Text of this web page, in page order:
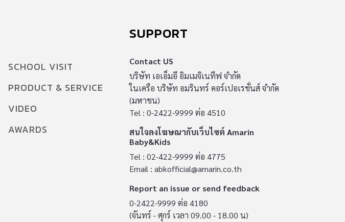
SCHOOL VISIT
PRODUCT & SERVICE
VIDEO
AWARDS
SUPPORT
Contact US
บริษัท เอเอ็มอี อิมเมจิเนทีฟ จำกัด
ในเครือ บริษัท อมรินทร์ คอร์เปอเรชั่นส์ จำกัด
(มหาชน)
Tel : 0-2422-9999 ต่อ 4510
สนใจลงโฆษณากับเว็บไซต์ Amarin
Baby&Kids
Tel : 02-422-9999 ต่อ 4775
Email : abkofficial@amarin.co.th
Report an issue or send feedback
0-2422-9999 ต่อ 4180
(จันทร์ - ศุกร์ เวลา 09.00 - 18.00 น)